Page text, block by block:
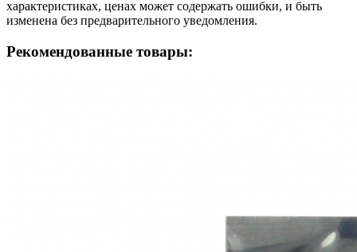
характеристиках, ценах может содержать ошибки, и быть
изменена без предварительного уведомления.
Рекомендованные товары: